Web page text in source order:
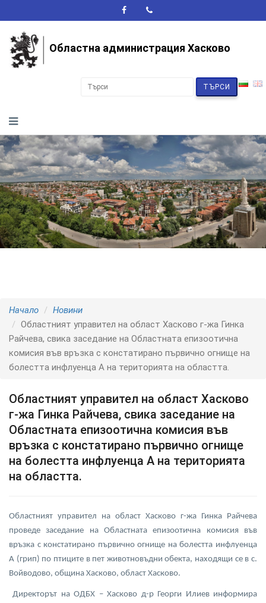
Областна администрация Хасково
ТЪРСИ
Начало
Новини
Областният управител на област Хасково г-жа Гинка
Райчева, свика заседание на Областната епизоотична
комисия във връзка с констатирано първично огнище на
болестта инфлуенца А на територията на областта.
Областният управител на област Хасково
г-жа Гинка Райчева, свика заседание на
Областната епизоотична комисия във
връзка с констатирано първично огнище
на болестта инфлуенца А на територията
на областта.
Областният управител на област Хасково г-жа Гинка Райчева
проведе заседание на Областната епизоотична комисия във
връзка с констатирано първично огнище на болестта инфлуенца
А (грип) по птиците в пет животновъдни обекта, находящи се в с.
Войводово, община Хасково, област Хасково.
Директорът на ОДБХ – Хасково д-р Георги Илиев информира